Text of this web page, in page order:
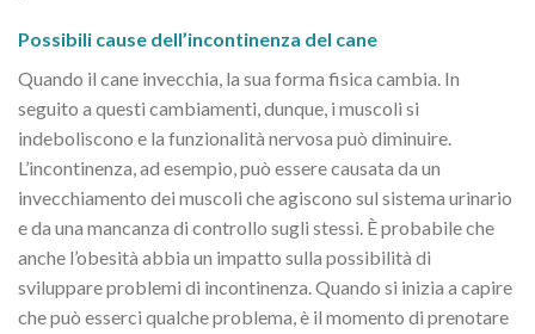
Possibili cause dell’incontinenza del cane
Quando il cane invecchia, la sua forma fisica cambia. In
seguito a questi cambiamenti, dunque, i muscoli si
indeboliscono e la funzionalità nervosa può diminuire.
L’incontinenza, ad esempio, può essere causata da un
invecchiamento dei muscoli che agiscono sul sistema urinario
e da una mancanza di controllo sugli stessi. È probabile che
anche l’obesità abbia un impatto sulla possibilità di
sviluppare problemi di incontinenza. Quando si inizia a capire
che può esserci qualche problema, è il momento di prenotare